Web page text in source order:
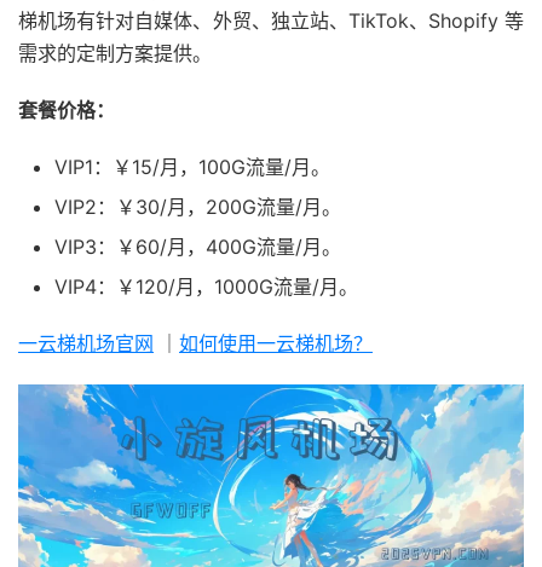
梯机场有针对自媒体、外贸、独立站、TikTok、Shopify 等
需求的定制方案提供。
套餐价格：
VIP1：￥15/月，100G流量/月。
VIP2：￥30/月，200G流量/月。
VIP3：￥60/月，400G流量/月。
VIP4：￥120/月，1000G流量/月。
一云梯机场官网 如何使用一云梯机场？